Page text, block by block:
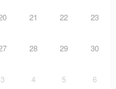
21 22 23
28 29 30
3 4 5 6